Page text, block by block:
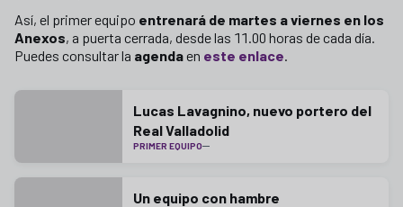
Así, el primer equipo entrenará de martes a viernes en los
Anexos, a puerta cerrada, desde las 11.00 horas de cada día.
Puedes consultar la agendaen este enlace.
Lucas Lavagnino, nuevo portero del
Real Valladolid
PRIMER EQUIPO
Un equipo con hambre